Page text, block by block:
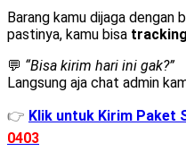
Barang kamu dijaga dengan
pastinya, kamu bisa
💬 “Bisa kirim hari ini gak?”
Langsung aja chat admin
👉 Klik untuk Kirim Paket
0403